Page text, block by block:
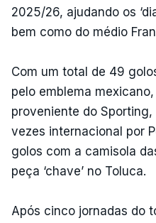
2025/26, ajudando os
bem como do médio
Com um total de 49
pelo emblema
proveniente do
vezes internacional por
golos com a camisola
peça ‘chave’ no Toluca.
Após cinco jornadas do